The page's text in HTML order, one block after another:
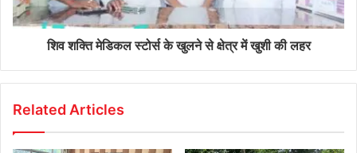
शिव शक्ति मेडिकल स्टोर्स के खुलने से क्षेत्र में खुशी की लहर
Related Articles